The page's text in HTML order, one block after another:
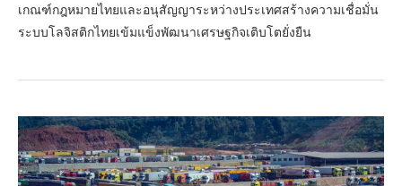
เกณฑ์กฎหมายไทยและอนุสัญญาระหว่างประเทศสร้างความเชื่อมั่น
ระบบโลจิสติกไทยเข้มแข็งพัฒนาเศรษฐกิจเติบโตยั่งยืน